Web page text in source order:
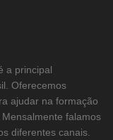
a principal
Oferecemos
ajudar na formação
falamos
diferentes canais.